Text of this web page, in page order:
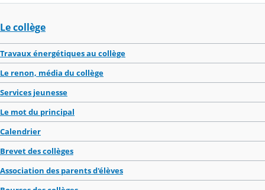
Le collège
Travaux énergétiques au collège
Le renon, média du collège
Services jeunesse
Le mot du principal
Calendrier
Brevet des collèges
Association des parents d'élèves